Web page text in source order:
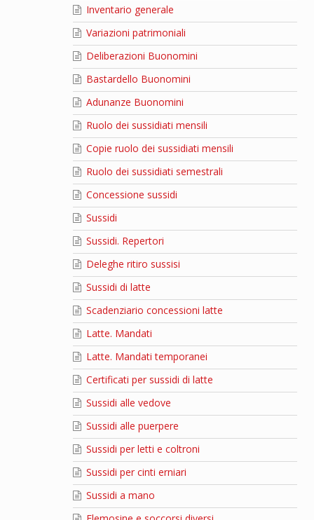
Inventario generale
Variazioni patrimoniali
Deliberazioni Buonomini
Bastardello Buonomini
Adunanze Buonomini
Ruolo dei sussidiati mensili
Copie ruolo dei sussidiati mensili
Ruolo dei sussidiati semestrali
Concessione sussidi
Sussidi
Sussidi. Repertori
Deleghe ritiro sussisi
Sussidi di latte
Scadenziario concessioni latte
Latte. Mandati
Latte. Mandati temporanei
Certificati per sussidi di latte
Sussidi alle vedove
Sussidi alle puerpere
Sussidi per letti e coltroni
Sussidi per cinti erniari
Sussidi a mano